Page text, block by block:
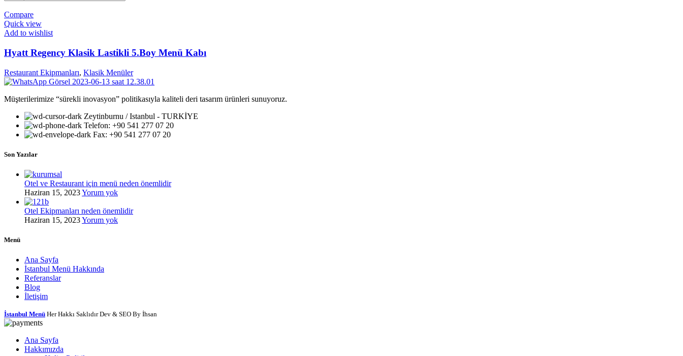
Compare
Quick view
Add to wishlist
Hyatt Regency Klasik Lastikli 5.Boy Menü Kabı
Restaurant Ekipmanları, Klasik Menüler
Müşterilerimize “sürekli inovasyon” politikasıyla kaliteli deri tasarım ürünleri sunuyoruz.
Zeytinburnu / Istanbul - TURKİYE
Telefon: +90 541 277 07 20
Fax: +90 541 277 07 20
Son Yazılar
Otel ve Restaurant için menü neden önemlidir
Haziran 15, 2023Yorum yok
Otel Ekipmanları neden önemlidir
Haziran 15, 2023Yorum yok
Menü
Ana Sayfa
İstanbul Menü Hakkında
Referanslar
Blog
İletişim
İstanbul Menü Her Hakkı Saklıdır Dev & SEO By İhsan
Ana Sayfa
Hakkımızda